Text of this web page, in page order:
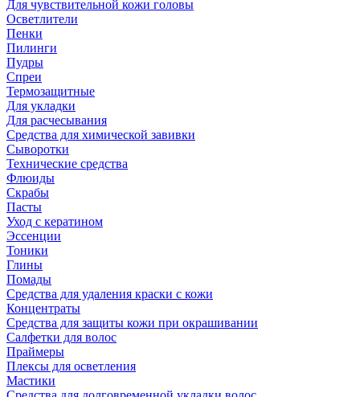
Для чувствительной кожи головы
Осветлители
Пенки
Пилинги
Пудры
Спреи
Термозащитные
Для укладки
Для расчесывания
Средства для химической завивки
Сыворотки
Технические средства
Флюиды
Скрабы
Пасты
Уход с кератином
Эссенции
Тоники
Глины
Помады
Средства для удаления краски с кожи
Концентраты
Средства для защиты кожи при окрашивании
Салфетки для волос
Праймеры
Плексы для осветления
Мастики